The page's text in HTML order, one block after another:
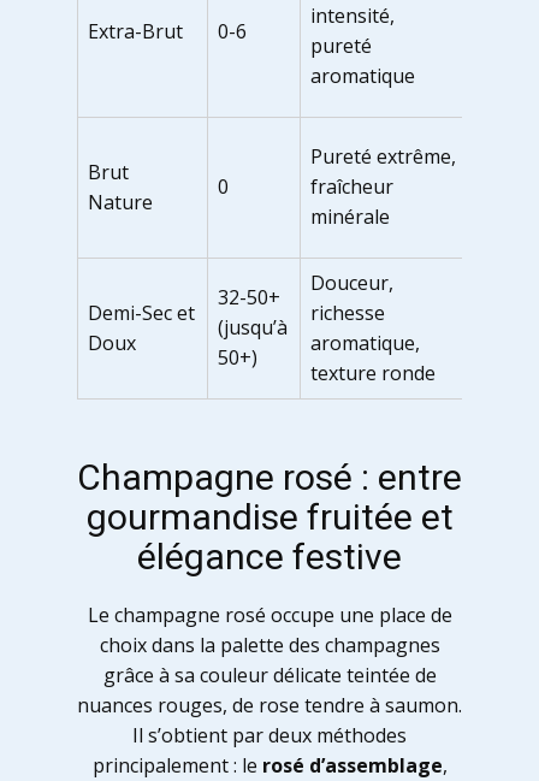
Extra-Brut 0-6
intensité,
pureté
aromatique
Brut
Nature
0
Pureté extrême,
fraîcheur
minérale
Demi-Sec et
Doux
32-50+
(jusqu’à
50+)
Douceur,
richesse
aromatique,
texture ronde
Champagne rosé : entre
gourmandise fruitée et
élégance festive
Le champagne rosé occupe une place de
choix dans la palette des champagnes
grâce à sa couleur délicate teintée de
nuances rouges, de rose tendre à saumon.
Il s’obtient par deux méthodes
principalement : le rosé d’assemblage,